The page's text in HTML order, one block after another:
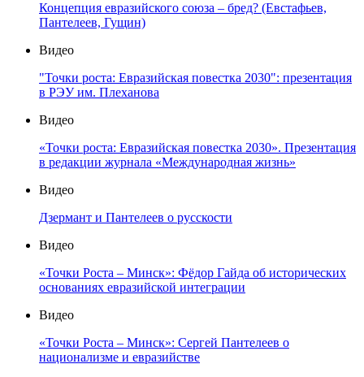
Концепция евразийского союза – бред? (Евстафьев,
Пантелеев, Гущин)
Видео
"Точки роста: Евразийская повестка 2030": презентация
в РЭУ им. Плеханова
Видео
«Точки роста: Евразийская повестка 2030». Презентация
в редакции журнала «Международная жизнь»
Видео
Дзермант и Пантелеев о русскости
Видео
«Точки Роста – Минск»: Фёдор Гайда об исторических
основаниях евразийской интеграции
Видео
«Точки Роста – Минск»: Сергей Пантелеев о
национализме и евразийстве